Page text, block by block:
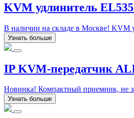
KVM удлинитель
В наличии на складе в Москве! KVM
Узнать больше
IP KVM-передатчик
Новинка! Компактный приемник, не
Узнать больше